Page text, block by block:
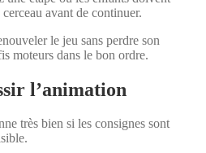
avant de continuer.
le jeu sans perdre son
moteurs dans le bon ordre.
l’animation
très bien si les consignes sont